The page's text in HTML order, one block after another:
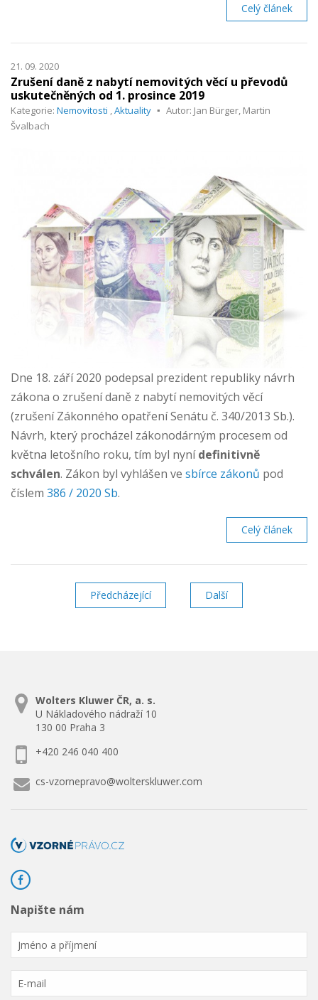
Celý článek
21. 09. 2020
Zrušení daně z nabytí nemovitých věcí u převodů
uskutečněných od 1. prosince 2019
Kategorie: Nemovitosti ,Aktuality
Autor: Jan Bürger, Martin
Švalbach
Dne 18. září 2020 podepsal prezident republiky návrh
zákona o zrušení daně z nabytí nemovitých věcí
(zrušení Zákonného opatření Senátu č. 340/2013 Sb.).
Návrh, který procházel zákonodárným procesem od
května letošního roku, tím byl nynídefinitivně
schválen. Zákon byl vyhlášen ve sbírce zákonů pod
číslem 386 / 2020 Sb.
Celý článek
Předcházejícístránka Dalšístránka
Wolters Kluwer ČR, a. s.
U Nákladového nádraží 10
130 00 Praha 3
+420 246 040 400
cs-vzornepravo@wolterskluwer.com
Napište nám